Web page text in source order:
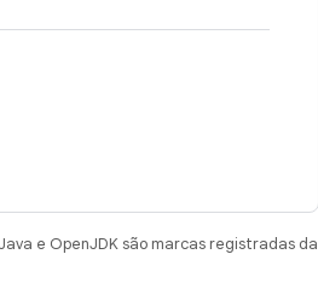
e OpenJDK são marcas registradas da